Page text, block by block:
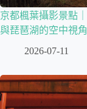
京都楓葉攝影景點
與琵琶湖的空中視角
2026-07-11